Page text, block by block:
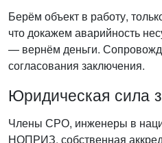
Берём объект в работу,
что докажем аварийность
— вернём деньги.
согласования заключения.
Юридическая сила
Члены СРО, инженеры в
НОПРИЗ, собственная